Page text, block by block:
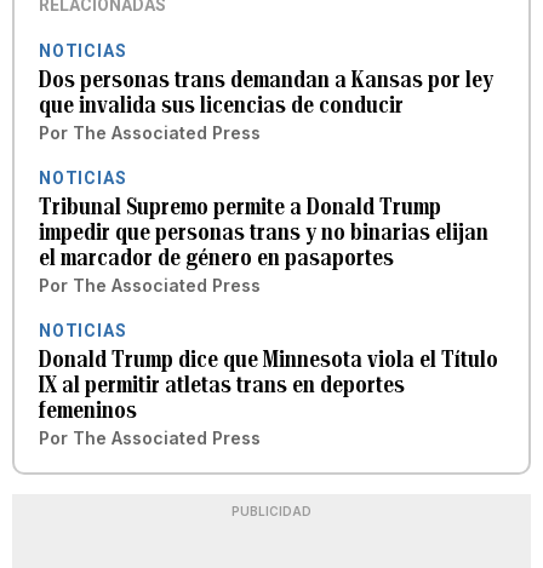
RELACIONADAS
NOTICIAS
Dos personas trans demandan a Kansas por ley
que invalida sus licencias de conducir
Por The Associated Press
NOTICIAS
Tribunal Supremo permite a Donald Trump
impedir que personas trans y no binarias elijan
el marcador de género en pasaportes
Por The Associated Press
NOTICIAS
Donald Trump dice que Minnesota viola el Título
IX al permitir atletas trans en deportes
femeninos
Por The Associated Press
PUBLICIDAD